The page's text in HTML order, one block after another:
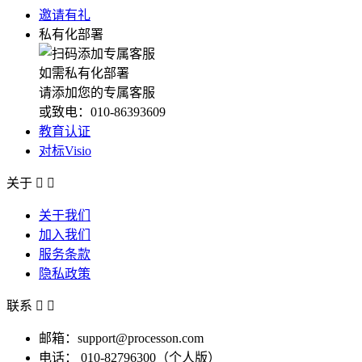
邀请有礼
私有化部署
如需私有化部署
请添加您的专属客服
或致电：010-86393609
教育认证
对标Visio
关于  
关于我们
加入我们
服务条款
隐私政策
联系  
邮箱：support@processon.com
电话：
010-82796300（个人版）